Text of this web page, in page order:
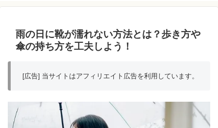
雨の日に靴が濡れない方法とは？歩き方や
傘の持ち方を工夫しよう！
[広告] 当サイトはアフィリエイト広告を利用しています。